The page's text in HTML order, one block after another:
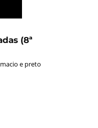
(8ª
e preto